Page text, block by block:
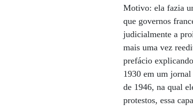
Motivo: ela fazia
que governos
judicialmente a
mais uma vez
prefácio
1930 em um
de 1946, na qual
protestos, essa